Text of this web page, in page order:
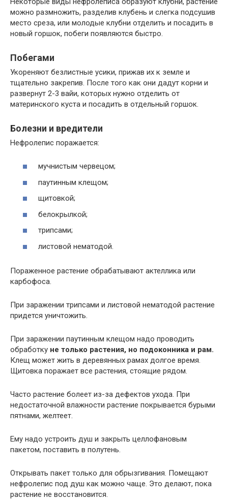
можно размножить, разделив клубень и слегка подсушив
место среза, или молодые клубни отделить и посадить в
новый горшок, побеги появляются быстро.
Побегами
Укореняют безлистные усики, прижав их к земле и
тщательно закрепив. После того как они дадут корни и
развернут 2-3 вайи, которых нужно отделить от
материнского куста и посадить в отдельный горшок.
Болезни и вредители
Нефролепис поражается:
мучнистым червецом;
паутинным клещом;
щитовкой;
белокрылкой;
трипсами;
листовой нематодой.
Пораженное растение обрабатывают актеллика или
карбофоса.
При заражении трипсами и листовой нематодой растение
придется уничтожить.
При заражении паутинным клещом надо проводить
обработку не только растения, но подоконника и рам.
Клещ может жить в деревянных рамах долгое время.
Щитовка поражает все растения, стоящие рядом.
Часто растение болеет из-за дефектов ухода. При
недостаточной влажности растение покрывается бурыми
пятнами, желтеет.
Ему надо устроить душ и закрыть целлофановым
пакетом, поставить в полутень.
Открывать пакет только для обрызгивания. Помещают
нефролепис под душ как можно чаще. Это делают, пока
растение не восстановится.